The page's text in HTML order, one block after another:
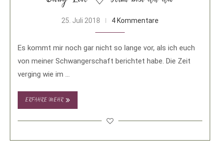
25. Juli 2018 4 Kommentare
Es kommt mir noch gar nicht so lange vor, als ich euch
von meiner Schwangerschaft berichtet habe. Die Zeit
verging wie im …
ERFAHRE MEHR